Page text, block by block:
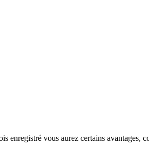
enregistré vous aurez certains avantages,